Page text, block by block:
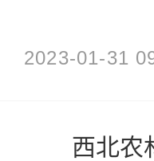
2023-01-31
西北农林